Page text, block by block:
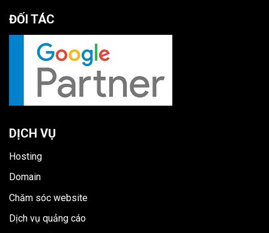
ĐỐI TÁC
DỊCH VỤ
Hosting
Domain
Chăm sóc website
Dịch vụ quảng cáo